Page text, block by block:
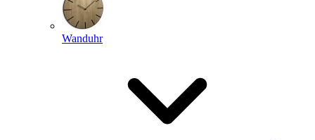
Wanduhr